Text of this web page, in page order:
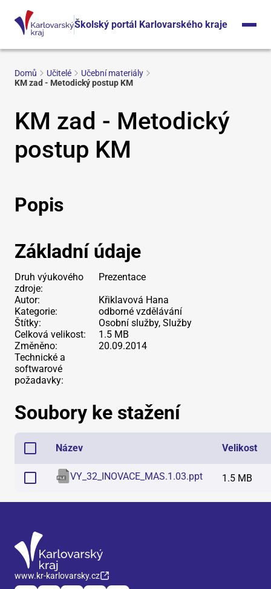
Školský portál Karlovarského kraje
Domů Učitelé
Učební materiály
KM zad - Metodický postup KM
KM zad - Metodický
postup KM
Popis
Základní údaje
Druh výukového
zdroje:
Prezentace
Autor:
Křiklavová Hana
Kategorie:
odborné vzdělávání
Štítky:
Osobní služby, Služby
Celková velikost:
1.5 MB
Změněno:
20.09.2014
Technické a
softwarové
požadavky:
Soubory ke stažení
Název Velikost
VY_32_INOVACE_MAS.1.03.ppt 1.5 MB
www.kr-karlovarsky.cz